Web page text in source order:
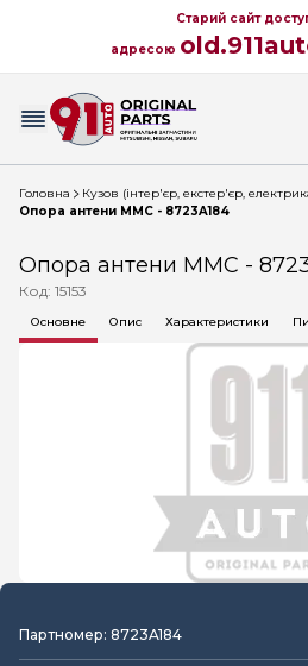
Старий сайт
адресою
Головна
Кузов (інтер'єр, екстер'єр,
Опора антени MMC - 8723A184
Опора антени MMC -
Код: 15153
Основне Опис Характеристики
Партномер: 8723A184